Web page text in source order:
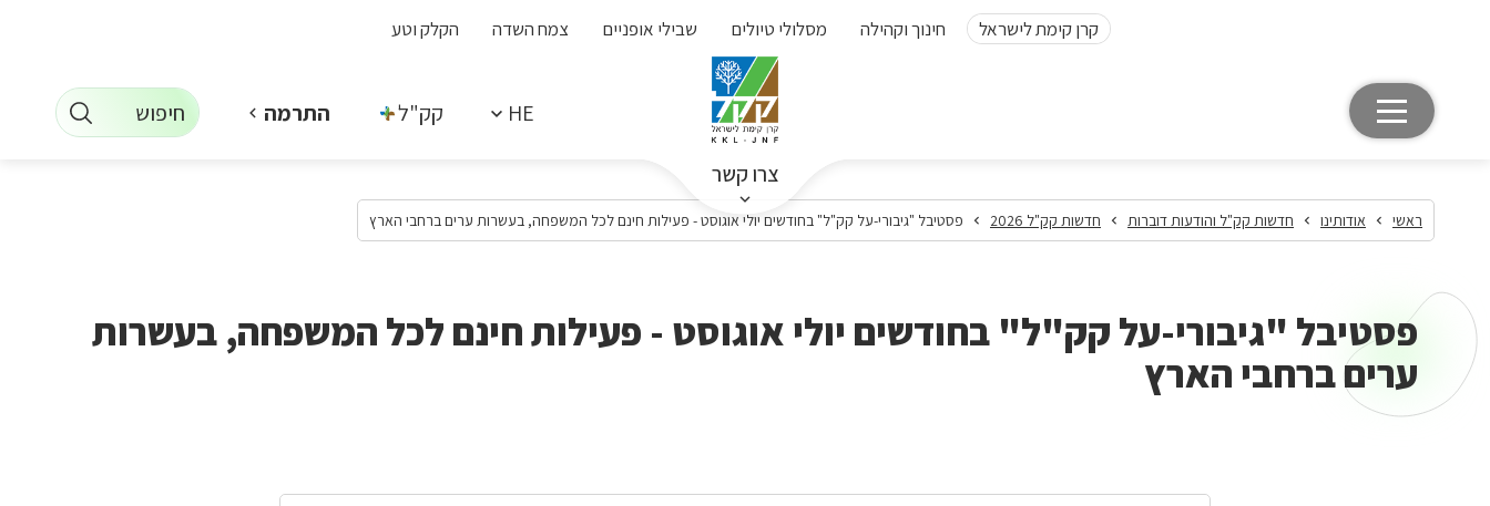
קרן קימת לישראל חינוך וקהילה מסלולי טיולים שבילי אופניים צמח השדה הקלק וטע
צרו קשר
HE קק"ל + התרמה חיפוש
ראשי אודותינו חדשות קק"ל והודעות דוברות חדשות קק"ל 2026 פסטיבל "גיבורי-על קק"ל" בחודשים יולי אוגוסט - פעילות חינם לכל המשפחה, בעשרות ערים ברחבי הארץ
פסטיבל "גיבורי-על קק"ל" בחודשים יולי אוגוסט - פעילות חינם לכל המשפחה, בעשרות
ערים ברחבי הארץ